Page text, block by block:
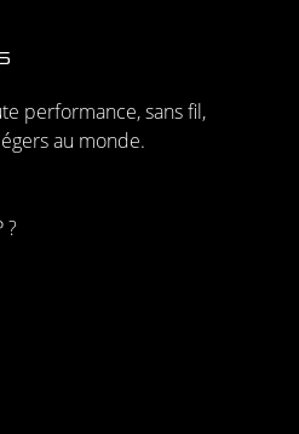
performance, sans fil,
au monde.
?